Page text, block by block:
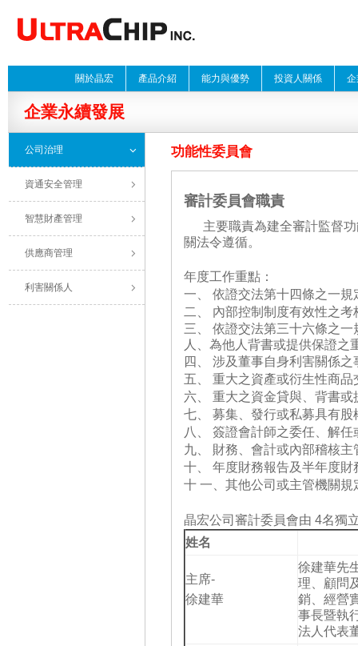
關於晶宏 產品介紹 能力與優勢 投資人關係
企業永續發展
公司治理
資通安全管理
智慧財產管理
供應商管理
利害關係人
功能性委員會
審計委員會職責
主要職責為建全審計監督功
關法令遵循。
年度工作重點：
一、 依證交法第十四條之一
二、 內部控制制度有效性之考
三、 依證交法第三十六條之
人、為他人背書或提供保證之
四、 涉及董事自身利害關係之
五、 重大之資產或衍生性商品
六、 重大之資金貸與、背書或
七、 募集、發行或私募具有股
八、 簽證會計師之委任、解任
九、 財務、會計或內部稽核主
十、 年度財務報告及半年度財
十 一、其他公司或主管機關規
晶宏公司審計委員會由 4名獨
姓名
主席-
徐建華
徐建華先
理、顧問
銷、經營
事長暨執
法人代表